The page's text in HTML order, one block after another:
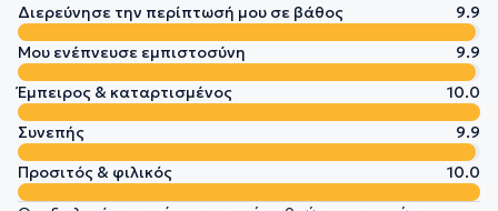
Διερεύνησε την περίπτωσή μου σε βάθος
9.9
Μου ενέπνευσε εμπιστοσύνη
9.9
Έμπειρος & καταρτισμένος
10.0
Συνεπής
9.9
Προσιτός & φιλικός
10.0